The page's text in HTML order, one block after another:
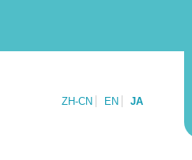
ZH-CN EN JA